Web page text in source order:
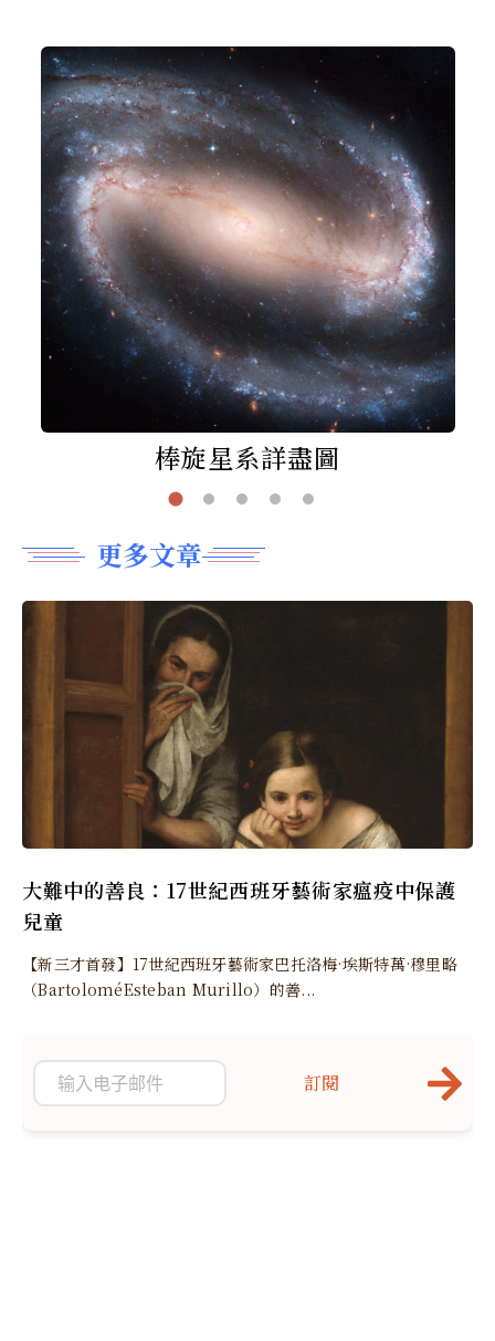
棒旋星系詳盡圖
更多文章
大難中的善良：17世紀西班牙藝術家瘟疫中保護
兒童
【新三才首發】17世紀西班牙藝術家巴托洛梅·埃斯特萬·穆里略
（BartoloméEsteban Murillo）的善...
訂閱